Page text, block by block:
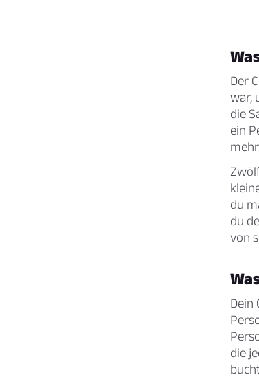
Der
war,
die
ein
du
du
von
Dein
die